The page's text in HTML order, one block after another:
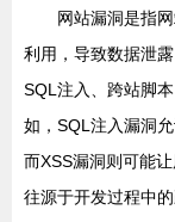
网站漏洞是指
利用，导致数据泄
SQL注入、跨站脚
如，SQL注入漏洞
而XSS漏洞则可能
往源于开发过程中